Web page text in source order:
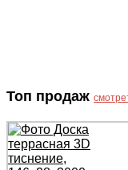
Топ продаж